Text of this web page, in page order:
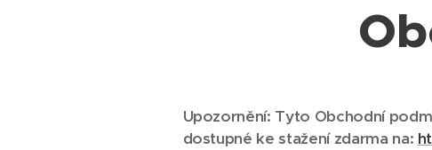
Upozornění: Tyto Obchodní
dostupné ke stažení zdarma na: